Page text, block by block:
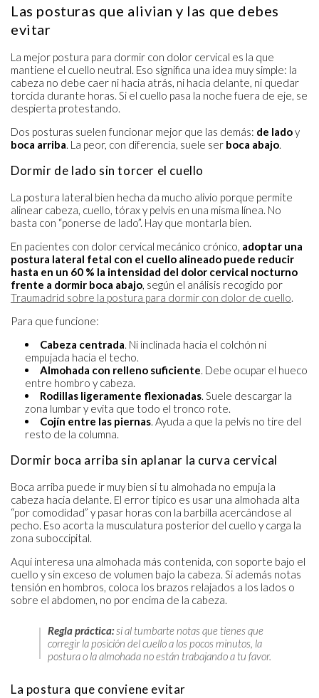
Las posturas que alivian y las que debes
evitar
La mejor postura para dormir con dolor cervical es la que
mantiene el cuello neutral. Eso significa una idea muy simple: la
cabeza no debe caer ni hacia atrás, ni hacia delante, ni quedar
torcida durante horas. Si el cuello pasa la noche fuera de eje, se
despierta protestando.
Dos posturas suelen funcionar mejor que las demás: de ladoy
boca arriba . La peor, con diferencia, suele ser boca abajo
Dormir de lado sin torcer el cuello
La postura lateral bien hecha da mucho alivio porque permite
alinear cabeza, cuello, tórax y pelvis en una misma línea. No
basta con “ponerse de lado”. Hay que montarla bien.
En pacientes con dolor cervical mecánico crónico, adoptar una
postura lateral fetal con el cuello alineado puede reducir
hasta en un 60 % la intensidad del dolor cervical nocturno
frente a dormir boca abajo , según el análisis recogido por
Traumadrid sobre la postura para dormir con dolor de cuello
Para que funcione:
Cabeza centrada . Ni inclinada hacia el colchón ni
empujada hacia el techo.
Almohada con relleno suficiente . Debe ocupar el hueco
entre hombro y cabeza.
Rodillas ligeramente flexionadas . Suele descargar la
zona lumbar y evita que todo el tronco rote.
Cojín entre las piernas . Ayuda a que la pelvis no tire del
resto de la columna.
Dormir boca arriba sin aplanar la curva cervical
Boca arriba puede ir muy bien si tu almohada no empuja la
cabeza hacia delante. El error típico es usar una almohada alta
“por comodidad” y pasar horas con la barbilla acercándose al
pecho. Eso acorta la musculatura posterior del cuello y carga la
zona suboccipital.
Aquí interesa una almohada más contenida, con soporte bajo el
cuello y sin exceso de volumen bajo la cabeza. Si además notas
tensión en hombros, coloca los brazos relajados a los lados o
sobre el abdomen, no por encima de la cabeza.
Regla práctica:si al tumbarte notas que tienes que
corregir la posición del cuello a los pocos minutos, la
postura o la almohada no están trabajando a tu favor.
La postura que conviene evitar